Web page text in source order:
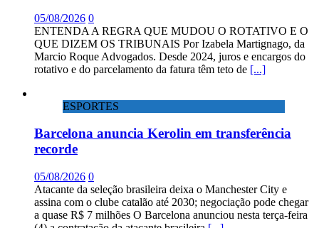
05/08/2026 0
ENTENDA A REGRA QUE MUDOU O ROTATIVO E O
QUE DIZEM OS TRIBUNAIS Por Izabela Martignago, da
Marcio Roque Advogados. Desde 2024, juros e encargos do
rotativo e do parcelamento da fatura têm teto de [...]
ESPORTES
Barcelona anuncia Kerolin em transferência
recorde
05/08/2026 0
Atacante da seleção brasileira deixa o Manchester City e
assina com o clube catalão até 2030; negociação pode chegar
a quase R$ 7 milhões O Barcelona anunciou nesta terça-feira